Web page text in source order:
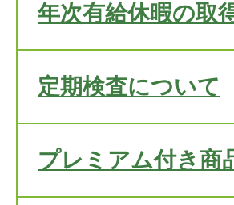
年次有給休暇の取
定期検査について
プレミアム付き商